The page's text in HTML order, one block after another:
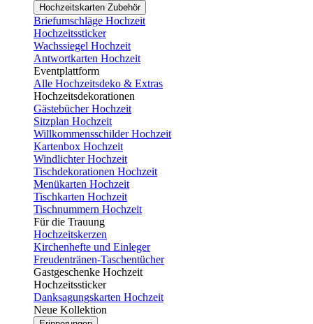
Hochzeitskarten Zubehör
Briefumschläge Hochzeit
Hochzeitssticker
Wachssiegel Hochzeit
Antwortkarten Hochzeit
Eventplattform
Alle Hochzeitsdeko & Extras
Hochzeitsdekorationen
Gästebücher Hochzeit
Sitzplan Hochzeit
Willkommensschilder Hochzeit
Kartenbox Hochzeit
Windlichter Hochzeit
Tischdekorationen Hochzeit
Menükarten Hochzeit
Tischkarten Hochzeit
Tischnummern Hochzeit
Für die Trauung
Hochzeitskerzen
Kirchenhefte und Einleger
Freudentränen-Taschentücher
Gastgeschenke Hochzeit
Hochzeitssticker
Danksagungskarten Hochzeit
Neue Kollektion